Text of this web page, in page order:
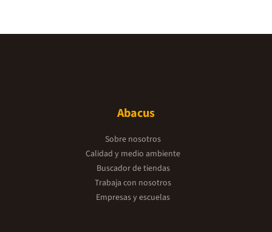
Abacus
Sobre nosotros
Calidad y medio ambiente
Buscador de tiendas
Trabaja con nosotros
Empresas y escuelas